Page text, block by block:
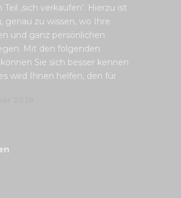
‚sich verkaufen’. Hierzu ist
genau zu wissen, wo Ihre
und ganz persönlichen
Mit den folgenden
Sie sich besser kennen
wird Ihnen helfen, den für